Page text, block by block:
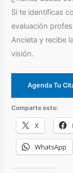
Si te identificas
evaluación
Ancieta y recibe
visión.
Agenda Tu
Comparte esto:
X
WhatsApp